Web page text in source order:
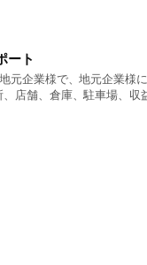
ート
元企業様で、地元企業様
店舗、倉庫、駐車場、収